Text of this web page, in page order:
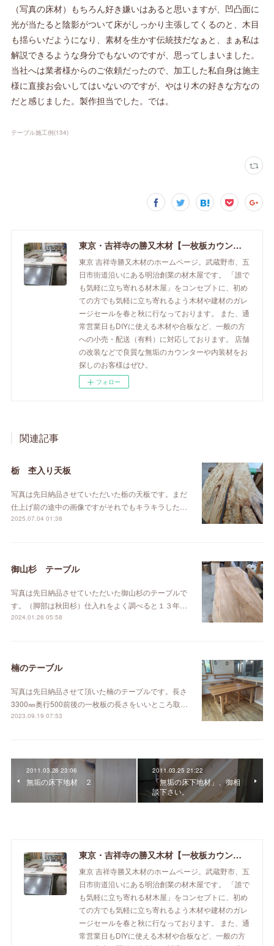
（写真の床材）もちろん好き嫌いはあると思いますが、凹凸面に
光が当たると陰影がついて床がしっかり主張してくるのと、木目
も揺らいだようになり、素材を生かす伝統技だなぁと、まぁ私は
解説できるような身分でもないのですが、思ってしまいました。
当社へは業者様からのご依頼だったので、加工した私自身は施主
様に直接お会いしてはいないのですが、やはり木の好きな方なの
だと感じました。製作担当でした。では。
テーブル施工例(134)
東京・吉祥寺の勝又木材【一枚板カウンター】
東京 吉祥寺勝又木材のホームページ。武蔵野市、五
日市街道沿いにある明治創業の材木屋です。 「誰で
も気軽に立ち寄れる材木屋」をコンセプトに、初め
ての方でも気軽に立ち寄れるよう木材や建材のガレ
ージセールを春と秋に行なっております。 また、通
常営業日もDIYに使える木材や合板など、一般の方
への小売・配送（有料）に対応しております。 店舗
の改装などで良質な無垢のカウンターや内装材をお
探しのお客様はぜひ。
フォロー
関連記事
栃 杢入り天板
写真は先日納品させていただいた栃の天板です。まだ
仕上げ前の途中の画像ですがそれでもキラキラした…
2025.07.04 01:38
御山杉 テーブル
写真は先日納品させていただいた御山杉のテーブルで
す。（脚部は秋田杉）仕入れをよく調べると１３年…
2024.01.26 05:58
楠のテーブル
写真は先日納品させて頂いた楠のテーブルです。長さ
3300㎜奥行500前後の一枚板の長さをいいところ取…
2023.09.19 07:53
2011.03.28 23:06
無垢の床下地材 ２
2011.03.25 21:22
「無垢の床下地材」、御相
談下さい。
東京・吉祥寺の勝又木材【一枚板カウンター】
東京 吉祥寺勝又木材のホームページ。武蔵野市、五
日市街道沿いにある明治創業の材木屋です。 「誰で
も気軽に立ち寄れる材木屋」をコンセプトに、初め
ての方でも気軽に立ち寄れるよう木材や建材のガレ
ージセールを春と秋に行なっております。 また、通
常営業日もDIYに使える木材や合板など、一般の方